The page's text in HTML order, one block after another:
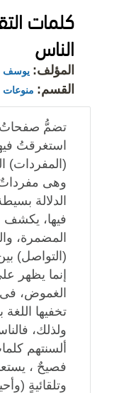
كلمات
الناس
المؤلف: يوسف
القسم: منوعات
تضمُّ صفحاتُ
استغرقتُ
(المفردات)
وهى مفرداتٌ
الدلالة
فيها، يكشف
المضمرة،
(التواصل)
إنما يظهر
الغموض، فى
تخفيها اللغة
ولذلك،
ألسنتهم
فصيحٌ ،
وتلقائيةٍ